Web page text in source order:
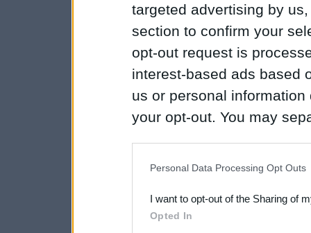
targeted advertising by
section to confirm your
opt-out request is
interest-based ads based
us or personal
your opt-out. You may
Downstream Participants
third parties.
Personal Data Processing Opt Outs
I want to opt-out of the Sharing of
Opted In